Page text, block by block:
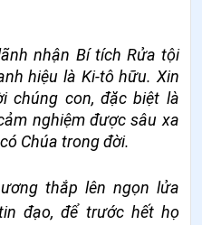
nhận Bí tích Rửa tội
hiệu là Ki-tô hữu. Xin
chúng con, đặc biệt là
nghiệm được sâu xa
Chúa trong đời.
thắp lên ngọn lửa
đạo, để trước hết họ